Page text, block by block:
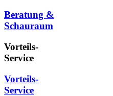
Beratung &
Schauraum
Vorteils-
Service
Vorteils-
Service